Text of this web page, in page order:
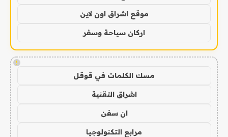
موقع اشراق اون لاين
اركان سياحة وسفر
!
مسك الكلمات في قوقل
اشراق التقنية
ان سفن
مرابع التكنولوجيا